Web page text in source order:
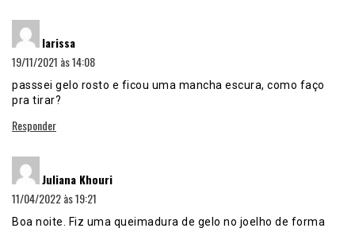
larissa
19/11/2021 às 14:08
passsei gelo rosto e ficou uma mancha escura, como faço
pra tirar?
Responder
Juliana Khouri
11/04/2022 às 19:21
Boa noite. Fiz uma queimadura de gelo no joelho de forma